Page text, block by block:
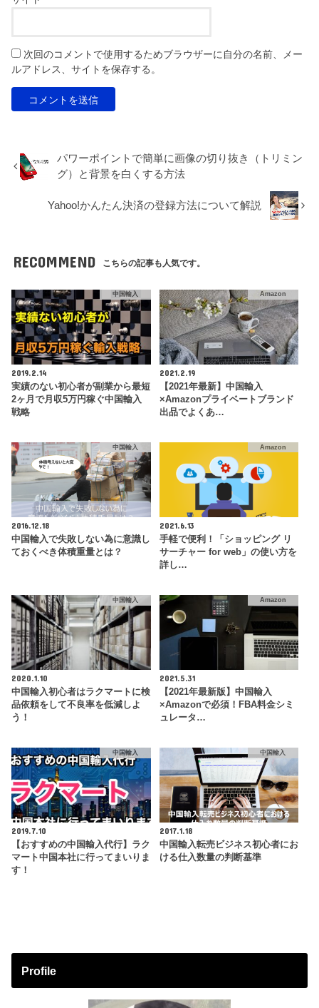
次回のコメントで使用するためブラウザーに自分の名前、メー
ルアドレス、サイトを保存する。
パワーポイントで簡単に画像の切り抜き（トリミン
グ）と背景を白くする方法
Yahoo!かんたん決済の登録方法について解説
RECOMMEND こちらの記事も人気です。
中国輸入
2019.2.14
実績のない初心者が副業から最短
2ヶ月で月収5万円稼ぐ中国輸入
戦略
Amazon
2021.2.19
【2021年最新】中国輸入
×Amazonプライベートブランド
出品でよくあ…
中国輸入
2016.12.18
中国輸入で失敗しない為に意識し
ておくべき体積重量とは？
Amazon
2021.6.13
手軽で便利！「ショッピング リ
サーチャー for web」の使い方を
詳し…
中国輸入
2020.1.10
中国輸入初心者はラクマートに検
品依頼をして不良率を低減しよ
う！
Amazon
2021.5.31
【2021年最新版】中国輸入
×Amazonで必須！FBA料金シミ
ュレータ…
中国輸入
2019.7.10
【おすすめの中国輸入代行】ラク
マート中国本社に行ってまいりま
す！
中国輸入
2017.1.18
中国輸入転売ビジネス初心者にお
ける仕入数量の判断基準
Profile